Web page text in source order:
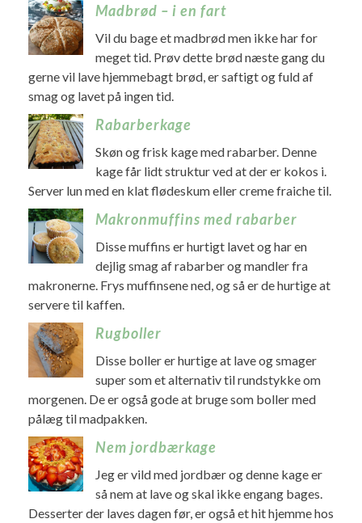
Madbrød – i en fart
Vil du bage et madbrød men ikke har for
meget tid. Prøv dette brød næste gang du
gerne vil lave hjemmebagt brød, er saftigt og fuld af
smag og lavet på ingen tid.
Rabarberkage
Skøn og frisk kage med rabarber. Denne
kage får lidt struktur ved at der er kokos i.
Server lun med en klat flødeskum eller creme fraiche til.
Makronmuffins med rabarber
Disse muffins er hurtigt lavet og har en
dejlig smag af rabarber og mandler fra
makronerne. Frys muffinsene ned, og så er de hurtige at
servere til kaffen.
Rugboller
Disse boller er hurtige at lave og smager
super som et alternativ til rundstykke om
morgenen. De er også gode at bruge som boller med
pålæg til madpakken.
Nem jordbærkage
Jeg er vild med jordbær og denne kage er
så nem at lave og skal ikke engang bages.
Desserter der laves dagen før, er også et hit hjemme hos